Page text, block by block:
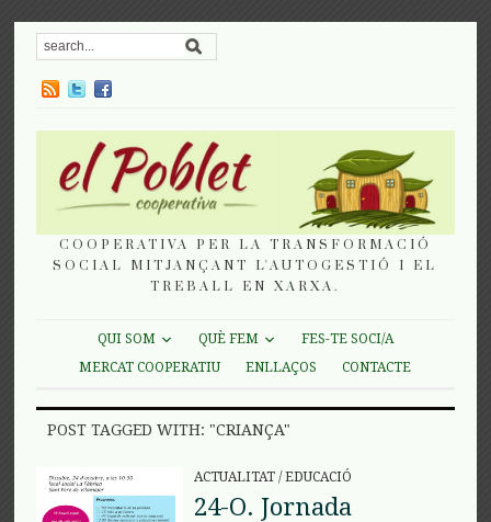
COOPERATIVA PER LA TRANSFORMACIÓ
SOCIAL MITJANÇANT L'AUTOGESTIÓ I EL
TREBALL EN XARXA.
QUI SOM QUÈ FEM
FES-TE SOCI/A
MERCAT COOPERATIU
ENLLAÇOS CONTACTE
POST TAGGED WITH: "CRIANÇA"
ACTUALITAT/EDUCACIÓ
24-O. Jornada